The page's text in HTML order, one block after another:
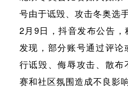
号由于诋毁、攻击冬奥选
2月9日，抖音发布公告，
发现，部分账号通过评
行诋毁、侮辱攻击、散
赛和社区氛围造成不良影响